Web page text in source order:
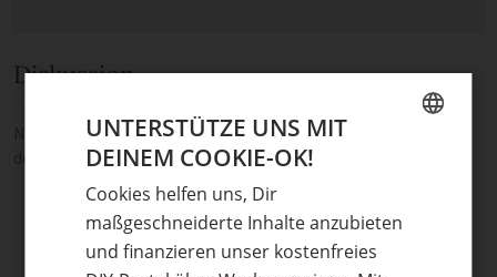
Diskussion
Noch keine Kommentare — sei die Erste oder der Erste und teile
deine Meinung.
UNTERSTÜTZE UNS MIT
DEINEM COOKIE-OK!
Cookies helfen uns, Dir
maßgeschneiderte Inhalte anzubieten
und finanzieren unser kostenfreies